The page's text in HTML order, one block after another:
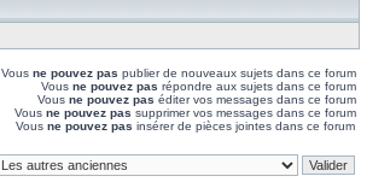
Vous ne pouvez pas publier de nouveaux sujets dans ce forum
Vous ne pouvez pas répondre aux sujets dans ce forum
Vous ne pouvez pas éditer vos messages dans ce forum
Vous ne pouvez pas supprimer vos messages dans ce forum
Vous ne pouvez pas insérer de pièces jointes dans ce forum